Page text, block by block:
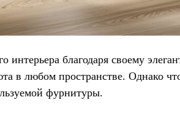
благодаря своему
любом пространстве. Однако
фурнитуры.